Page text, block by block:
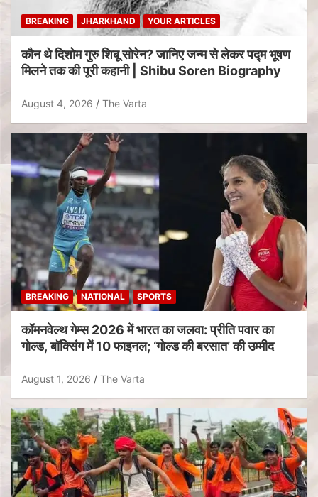
BREAKING JHARKHAND YOUR ARTICLES
कौन थे दिशोम गुरु शिबू सोरेन? जानिए जन्म से लेकर पद्म भूषण
मिलने तक की पूरी कहानी | Shibu Soren Biography
August 4, 2026 The Varta
BREAKING NATIONAL SPORTS
कॉमनवेल्थ गेम्स 2026 में भारत का जलवा: प्रीति पवार का
गोल्ड, बॉक्सिंग में 10 फाइनल; ‘गोल्ड की बरसात’ की उम्मीद
August 1, 2026 The Varta